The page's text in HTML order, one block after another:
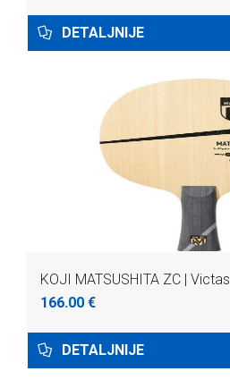
DETALJNIJE
KOJI MATSUSHITA ZC | Victas
166.00 €
DETALJNIJE